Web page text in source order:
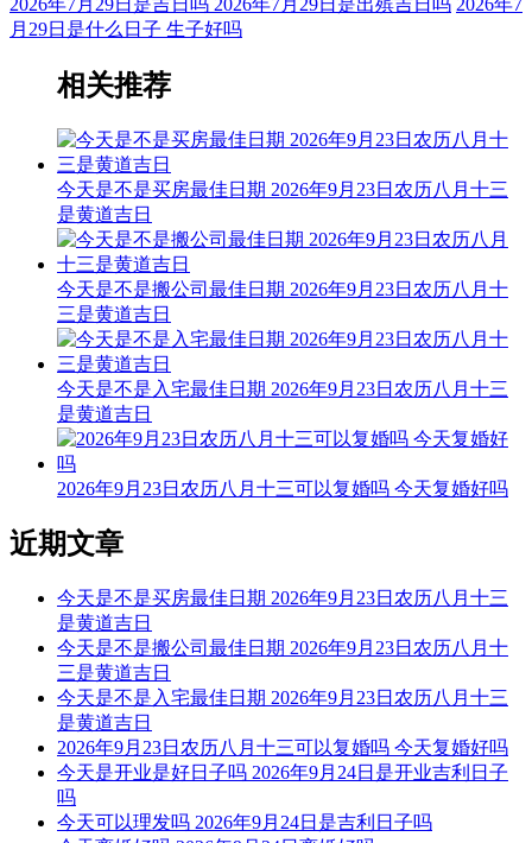
诗云：
妻百年福。
你二三声。
阴贵神：东北 物候：土润溽暑 犯太岁：马,鼠,牛,兔
十二值神：白虎 — 凶：俗称“大黑道日”。古籍云：天杀星，
宜出师畋猎祭祀，皆吉，其余都不利。
福神：东南 月支：未土 年太岁：文哲
阳贵神：西南 月相：既望月 岁破位：正北
今天不可以耕种
根据该日的黄历信息分析可得，2026年7月29日为黑道日，就
民间说法来看，黑道日不利行事，若这一日耕种，可能会有不
好的影响， 但黑道日并不是完全忌讳耕种，若怕带来不好的
每日五行穿衣指南
【大吉色】白色、金黄、银色、灰色、米白
被今天五行生。寓意容易得到贵人的帮助，事事顺心如意。人
缘和异性缘也会变得非常好，对身边的人来说显得格外有魅
力。可以借助五行的影响，充分发挥自己的才能。
【次吉色】黄色、咖色、棕色、褐色、橙黄
与今天五行同。寓意幸运眷顾，做事顺利，有助于合作和谈判
的进行，实现共赢。这是一个很好的机会，不要犹豫，勇敢迈
出你的步伐，相信会有好的结果。
月29日是什么日子 生子好吗
相关推荐
今天是不是买房最佳日期 2026年9月23日农历八月十三
是黄道吉日
今天是不是搬公司最佳日期 2026年9月23日农历八月十
三是黄道吉日
今天是不是入宅最佳日期 2026年9月23日农历八月十三
是黄道吉日
2026年9月23日农历八月十三可以复婚吗 今天复婚好吗
近期文章
今天是不是买房最佳日期 2026年9月23日农历八月十三
是黄道吉日
今天是不是搬公司最佳日期 2026年9月23日农历八月十
三是黄道吉日
今天是不是入宅最佳日期 2026年9月23日农历八月十三
是黄道吉日
2026年9月23日农历八月十三可以复婚吗 今天复婚好吗
今天是开业是好日子吗 2026年9月24日是开业吉利日子
吗
今天可以理发吗 2026年9月24日是吉利日子吗